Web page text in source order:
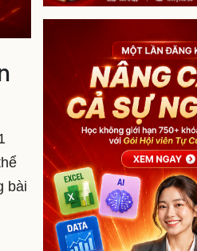
bài